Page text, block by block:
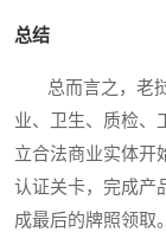
总结
总而言之，老挝
业、卫生、质检、
立合法商业实体开
认证关卡，完成产
成最后的牌照领取